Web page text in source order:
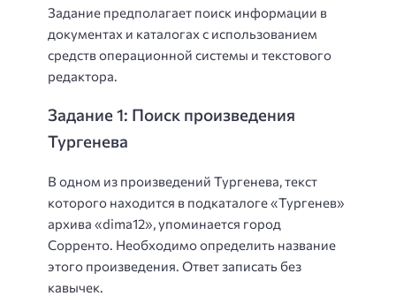
Задание предполагает поиск информации в
документах и каталогах с использованием
средств операционной системы и текстового
редактора.
Задание 1: Поиск произведения
Тургенева
В одном из произведений Тургенева, текст
которого находится в подкаталоге «Тургенев»
архива «dima12», упоминается город
Сорренто. Необходимо определить название
этого произведения. Ответ записать без
кавычек.